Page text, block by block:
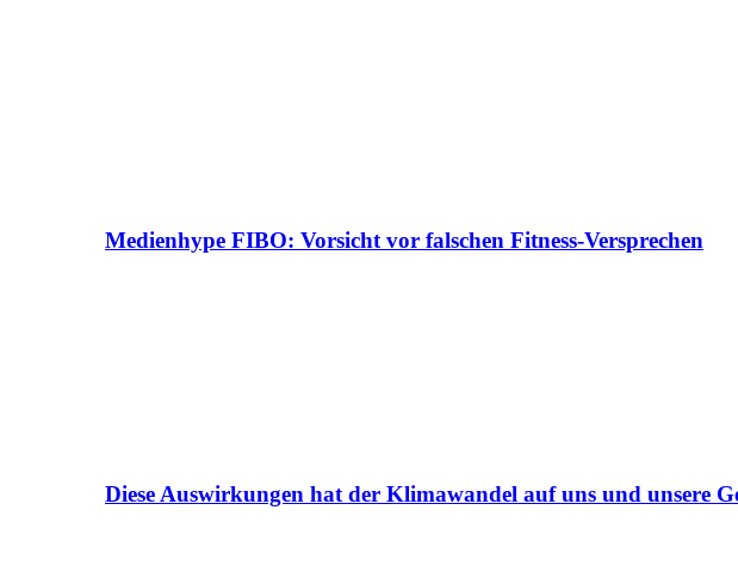
Medienhype FIBO: Vorsicht vor falschen Fitness-Versprechen
Diese Auswirkungen hat der Klimawandel auf uns und unsere